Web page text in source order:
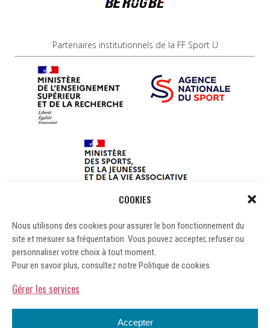
COOKIES
Nous utilisons des cookies pour assurer le bon fonctionnement du
site et mesurer sa fréquentation. Vous pouvez accepter, refuser ou
personnaliser votre choix à tout moment.
Pour en savoir plus, consultez notre Politique de cookies.
Gérer les services
Accepter
Partenaires institutionnels de la FF Sport U